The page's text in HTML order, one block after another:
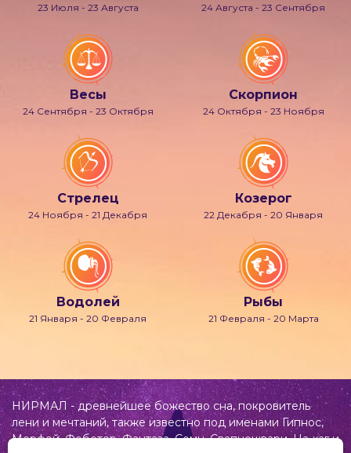
23 Июля - 23 Августа 24 Августа - 23 Сентября
Весы
24 Сентября - 23 Октября
Скорпион
24 Октября - 23 Ноября
Стрелец
24 Ноября - 21 Декабря
Козерог
22 Декабря - 20 Января
Водолей
21 Января - 20 Февраля
Рыбы
21 Февраля - 20 Марта
НИРМАЛ - древнейшее божество сна, покровитель
лени и мечтаний, также известно под именами Гипнос,
Морфей, Фобетор, Фантаза, Сомн, Свапнещвари, На-хаг и